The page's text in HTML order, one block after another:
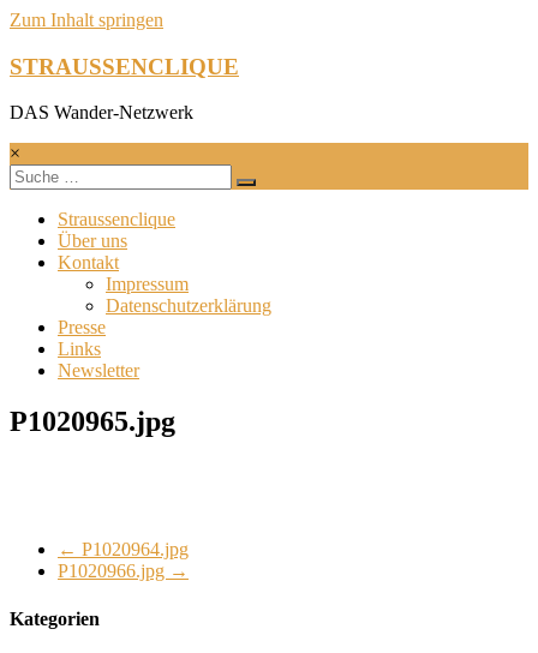
Zum Inhalt springen
STRAUSSENCLIQUE
DAS Wander-Netzwerk
×
Straussenclique
Über uns
Kontakt
Impressum
Datenschutzerklärung
Presse
Links
Newsletter
P1020965.jpg
← P1020964.jpg
P1020966.jpg →
Kategorien